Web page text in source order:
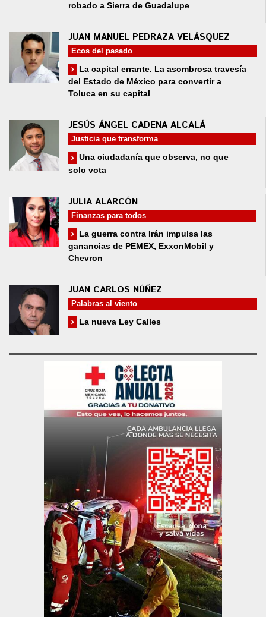
robado a Sierra de Guadalupe
JUAN MANUEL PEDRAZA VELÁSQUEZ
Ecos del pasado
La capital errante. La asombrosa travesía
del Estado de México para convertir a
Toluca en su capital
JESÚS ÁNGEL CADENA ALCALÁ
Justicia que transforma
Una ciudadanía que observa, no que
solo vota
JULIA ALARCÓN
Finanzas para todos
La guerra contra Irán impulsa las
ganancias de PEMEX, ExxonMobil y
Chevron
JUAN CARLOS NÚÑEZ
Palabras al viento
La nueva Ley Calles